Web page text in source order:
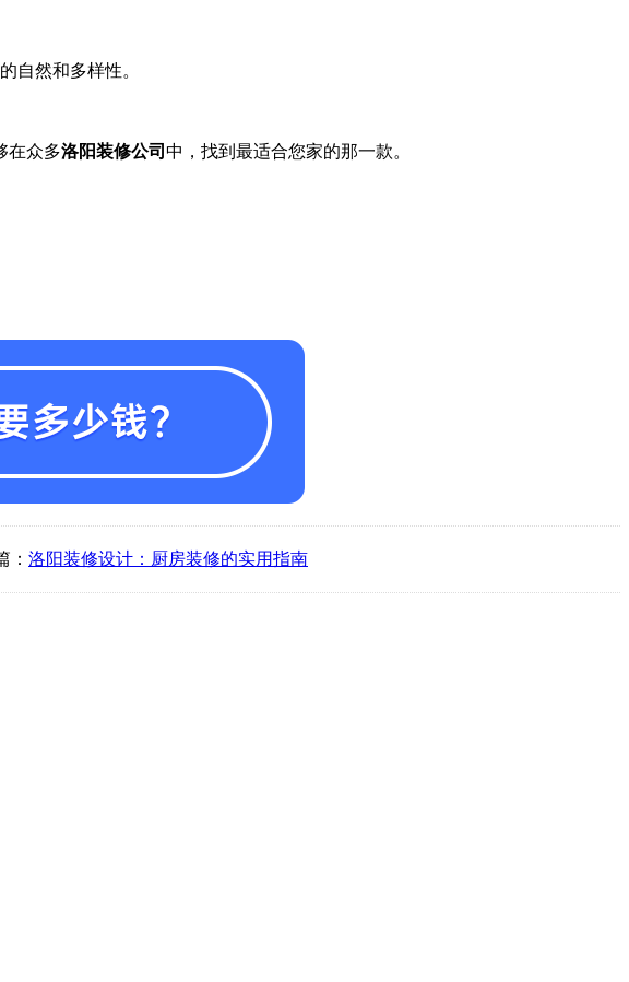
自然和多样性。
在众多洛阳装修公司 中，找到最适合您家的那一款。
洛阳装修设计：厨房装修的实用指南